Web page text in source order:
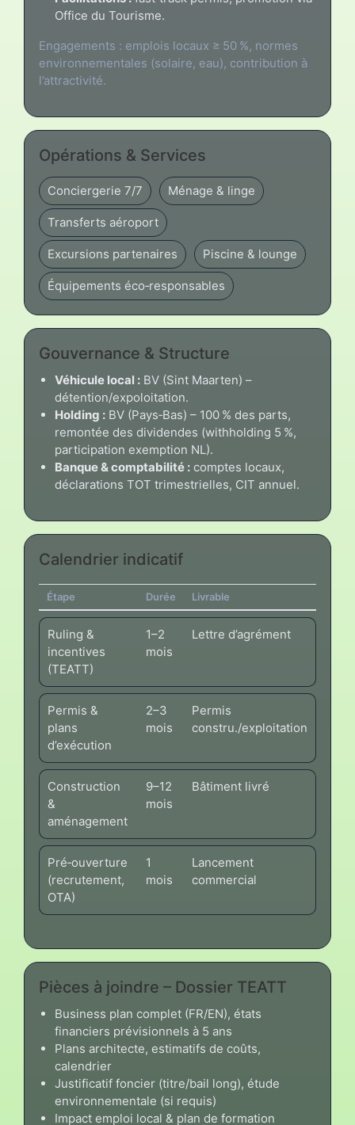
Office du Tourisme.
Engagements : emplois locaux ≥ 50 %, normes
environnementales (solaire, eau), contribution à
l’attractivité.
Opérations & Services
Conciergerie 7/7 Ménage & linge
Transferts aéroport
Excursions partenaires Piscine & lounge
Équipements éco‑responsables
Gouvernance & Structure
Véhicule local : BV (Sint Maarten) –
détention/expoloitation.
Holding : BV (Pays‑Bas) – 100 % des parts,
remontée des dividendes (withholding 5 %,
participation exemption NL).
Banque & comptabilité : comptes locaux,
déclarations TOT trimestrielles, CIT annuel.
Calendrier indicatif
Étape Durée Livrable
Ruling &
incentives
(TEATT)
1–2
mois
Lettre d’agrément
Permis &
plans
d’exécution
2–3
mois
Permis
constru./exploitation
Construction
&
aménagement
9–12
mois
Bâtiment livré
Pré‑ouverture
(recrutement,
OTA)
1
mois
Lancement
commercial
Pièces à joindre – Dossier TEATT
Business plan complet (FR/EN), états
financiers prévisionnels à 5 ans
Plans architecte, estimatifs de coûts,
calendrier
Justificatif foncier (titre/bail long), étude
environnementale (si requis)
Impact emploi local & plan de formation